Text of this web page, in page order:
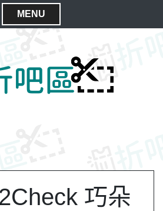
MENU
C
巧朵